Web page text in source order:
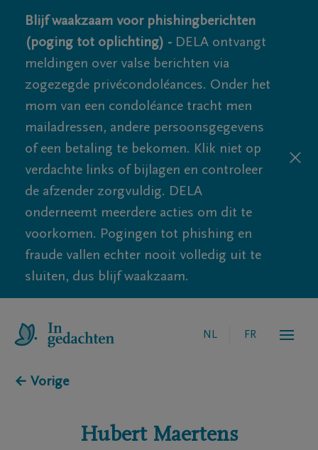
Blijf waakzaam voor phishingberichten
(poging tot oplichting) - DELA ontvangt
meldingen over valse berichten via
zogezegde privécondoléances. Onder het
mom van een condoléance tracht men
mailadressen, andere persoonsgegevens
of een betaling te bekomen. Klik niet op
verdachte links of bijlagen en controleer
de afzender zorgvuldig. DELA
onderneemt meerdere acties om dit te
voorkomen. Pogingen tot phishing en
fraude vallen echter nooit volledig uit te
sluiten, dus blijf waakzaam.
NL FR
← Vorige
Hubert Maertens